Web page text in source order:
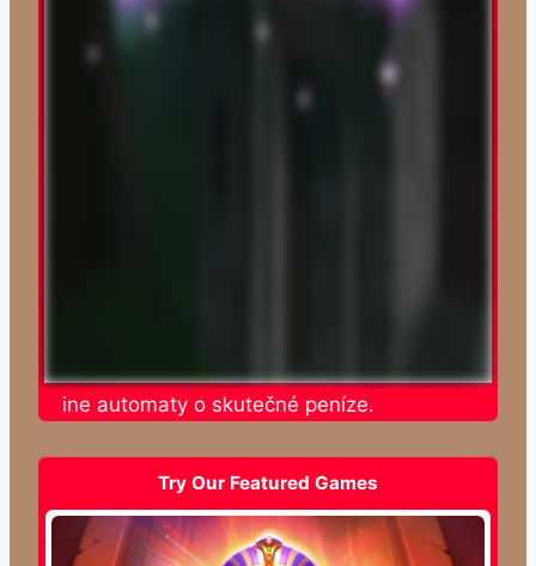
online automaty o skutečné peníze.
Try Our Featured Games